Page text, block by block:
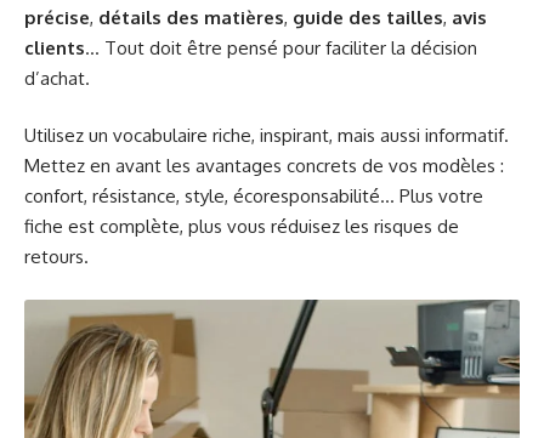
précise, détails des matières, guide des tailles, avis
clients… Tout doit être pensé pour faciliter la décision
d’achat.
Utilisez un vocabulaire riche, inspirant, mais aussi informatif.
Mettez en avant les avantages concrets de vos modèles :
confort, résistance, style, écoresponsabilité… Plus votre
fiche est complète, plus vous réduisez les risques de
retours.